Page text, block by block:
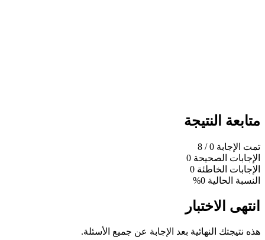
متابعة النتيجة
تمت الإجابة 0
/ 8
الإجابات الصحيحة 0
الإجابات الخاطئة 0
النسبة الحالية 0%
انتهى الاختبار
هذه نتيجتك النهائية بعد الإجابة عن جميع الأسئلة.